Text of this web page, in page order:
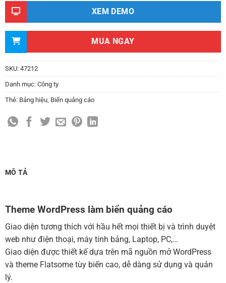
Sửa danh mục và sắp xếp lại thanh menu chuẩn
Thay đổi bố cục trang chủ (đơn giản)(+500,000 ₫)
Thiết kế 2 banner chạy ở slider chính
Thay đổi màu sắc toàn bộ site theo yêu cầu
(+150,000 ₫)
Thiết kế logo đơn giản để đăng web
MUA THÊM TÊN MIỀN + HOSTING
Tên miền Việt Nam .vn (1 năm)
(+550,000 ₫)
Hosting 2GB SSD (1 năm)
(+700,000 ₫)
Hosting 4GB SSD (1 năm)(+1,000,000 ₫)
Hosting 8GB SSD (1 năm)(+1,200,000 ₫)
XEM DEMO
MUA NGAY
SKU: 47212
Danh mục: Công ty
Thẻ: Bảng hiệu Biển quảng cáo
MÔ TẢ
Theme WordPress làm biển quảng cáo
Giao diện tương thích với hầu hết mọi thiết bị và trình duyệt
web như điện thoại, máy tính bảng, Laptop, PC,…
Giao diện được thiết kế dựa trên mã nguồn mở WordPress
và theme Flatsome tùy biến cao, dễ dàng sử dụng và quản
lý.